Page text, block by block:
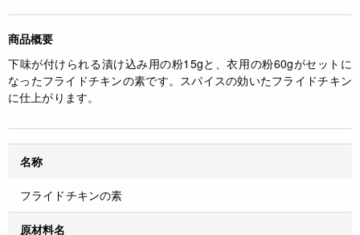
商品概要
下味が付けられる漬け込み用の粉15gと、衣用の粉60gがセットに
なったフライドチキンの素です。スパイスの効いたフライドチキン
に仕上がります。
名称
フライドチキンの素
原材料名